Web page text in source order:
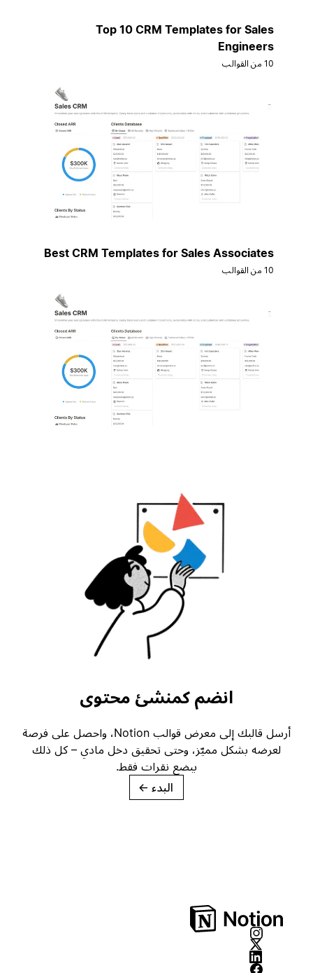
Top 10 CRM Templates for Sales
Engineers
Best CRM Templates for Sales Associates
انضم كمنشئ محتوى
أرسل قالبك إلى معرض قوالب Notion، واحصل على فرصة
لعرضه بشكل مميّز، وحتى تحقيق دخل مادي – كل ذلك
ببضع نقرات فقط.
→